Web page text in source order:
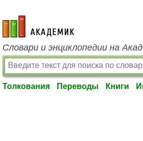
academic.ru
Словари и энциклопедии на
Толкования Переводы Книги